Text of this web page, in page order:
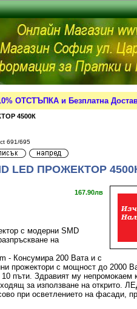
ОТСТЪПКА и Безплатна
4500К
691/695
LED ПРОЖЕКТОР
167.90лв
с модерни SMD
на
- Консумира 200 Вата и с
прожектори с мощност до 2000
пъти. Здравият му непромокаем
за използване на открито.
при осветлението на фасади,